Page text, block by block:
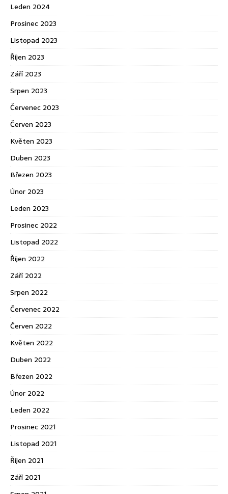
Leden 2024
Prosinec 2023
Listopad 2023
Říjen 2023
Září 2023
Srpen 2023
Červenec 2023
Červen 2023
Květen 2023
Duben 2023
Březen 2023
Únor 2023
Leden 2023
Prosinec 2022
Listopad 2022
Říjen 2022
Září 2022
Srpen 2022
Červenec 2022
Červen 2022
Květen 2022
Duben 2022
Březen 2022
Únor 2022
Leden 2022
Prosinec 2021
Listopad 2021
Říjen 2021
Září 2021